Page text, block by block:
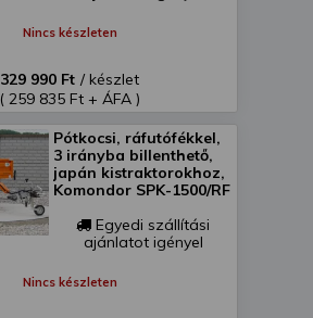
Nincs készleten
329 990 Ft / készlet
( 259 835 Ft + ÁFA )
Pótkocsi, ráfutófékkel,
3 irányba billenthető,
japán kistraktorokhoz,
Komondor SPK-1500/RF
Egyedi szállítási
ajánlatot igényel
Nincs készleten